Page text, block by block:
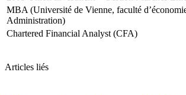
MBA (Université de Vienne, faculté
Administration)
Chartered Financial Analyst (CFA)
Articles liés